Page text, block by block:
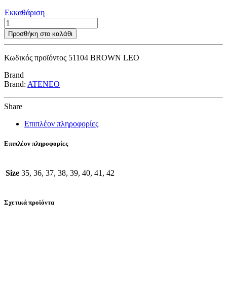
Εκκαθάριση
51104
BROWN
LEO
Προσθήκη στο καλάθι
Κωδικός προϊόντος 51104 BROWN LEO
Brand
Brand: ATENEO
Share
Επιπλέον πληροφορίες
Επιπλέον πληροφορίες
Size 35, 36, 37, 38, 39, 40, 41, 42
Σχετικά προϊόντα